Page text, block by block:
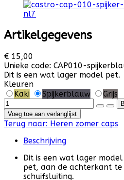
Artikelgegevens
€ 15,00
Unieke code: CAP010-
Dit is een wat lager model pet.
Kleuren
Kaki
Spijkerblauw Grijs
Voeg toe aan verlanglijst
Terug naar: Heren zomer caps
Beschrijving
Dit is een wat lager
pet, aan de achterkant
schuifsluiting.